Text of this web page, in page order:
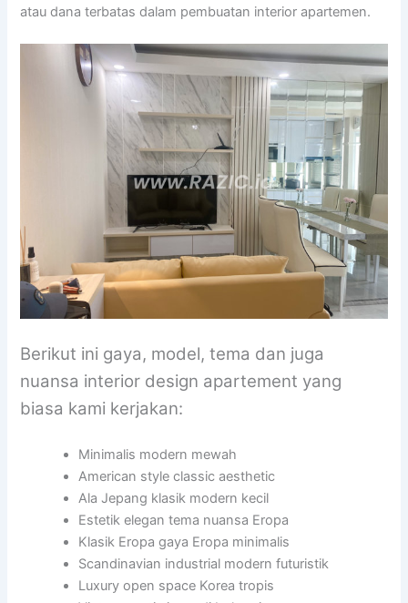
atau dana terbatas dalam pembuatan interior apartemen.
Berikut ini gaya, model, tema dan juga
nuansa interior design apartement yang
biasa kami kerjakan:
Minimalis modern mewah
American style classic aesthetic
Ala Jepang klasik modern kecil
Estetik elegan tema nuansa Eropa
Klasik Eropa gaya Eropa minimalis
Scandinavian industrial modern futuristik
Luxury open space Korea tropis